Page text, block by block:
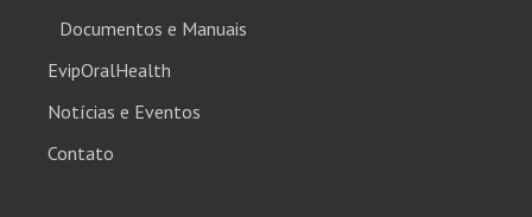
Documentos e Manuais
EvipOralHealth
Notícias e Eventos
Contato